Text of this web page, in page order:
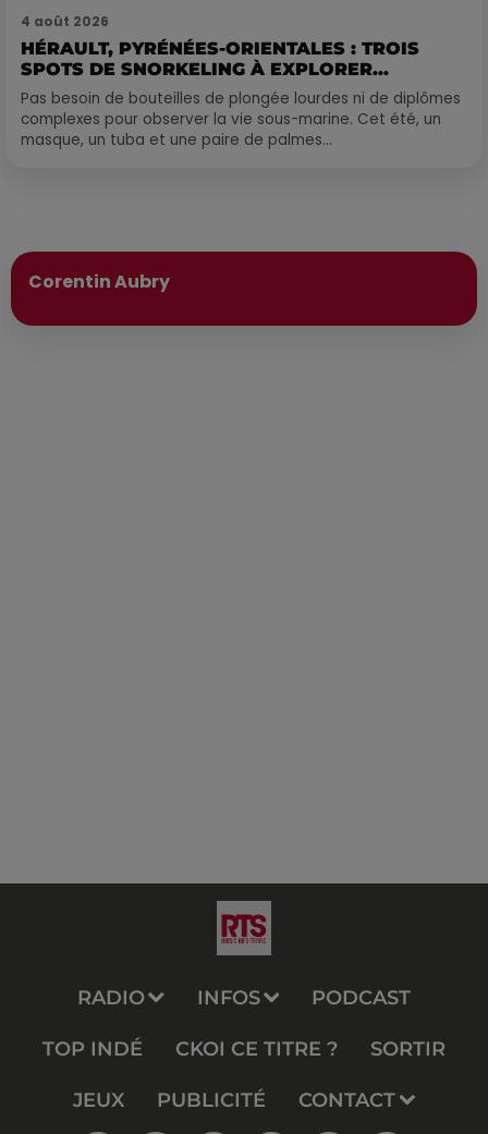
4 août 2026
HÉRAULT, PYRÉNÉES-ORIENTALES : TROIS
SPOTS DE SNORKELING À EXPLORER...
Pas besoin de bouteilles de plongée lourdes ni de diplômes
complexes pour observer la vie sous-marine. Cet été, un
masque, un tuba et une paire de palmes...
Corentin Aubry
RADIO INFOS PODCAST
TOP INDÉ CKOI CE TITRE ? SORTIR
JEUX PUBLICITÉ CONTACT